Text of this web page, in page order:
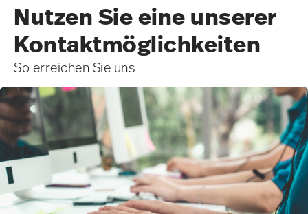
Nutzen Sie eine unserer
Kontakt­möglichkeiten
So erreichen Sie uns